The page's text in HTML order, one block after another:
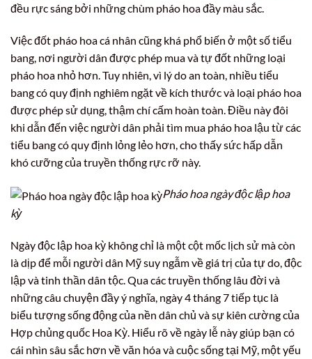
đều rực sáng bởi những chùm pháo hoa đầy màu sắc.
Việc đốt pháo hoa cá nhân cũng khá phổ biến ở một số tiểu
bang, nơi người dân được phép mua và tự đốt những loại
pháo hoa nhỏ hơn. Tuy nhiên, vì lý do an toàn, nhiều tiểu
bang có quy định nghiêm ngặt về kích thước và loại pháo hoa
được phép sử dụng, thậm chí cấm hoàn toàn. Điều này đôi
khi dẫn đến việc người dân phải tìm mua pháo hoa lậu từ các
tiểu bang có quy định lỏng lẻo hơn, cho thấy sức hấp dẫn
khó cưỡng của truyền thống rực rỡ này.
Pháo hoa ngày độc lập hoa
kỳ
Ngày độc lập hoa kỳ không chỉ là một cột mốc lịch sử mà còn
là dịp để mỗi người dân Mỹ suy ngẫm về giá trị của tự do, độc
lập và tinh thần dân tộc. Qua các truyền thống lâu đời và
những câu chuyện đầy ý nghĩa, ngày 4 tháng 7 tiếp tục là
biểu tượng sống động của nền dân chủ và sự kiên cường của
Hợp chủng quốc Hoa Kỳ. Hiểu rõ về ngày lễ này giúp bạn có
cái nhìn sâu sắc hơn về văn hóa và cuộc sống tại Mỹ, một yếu